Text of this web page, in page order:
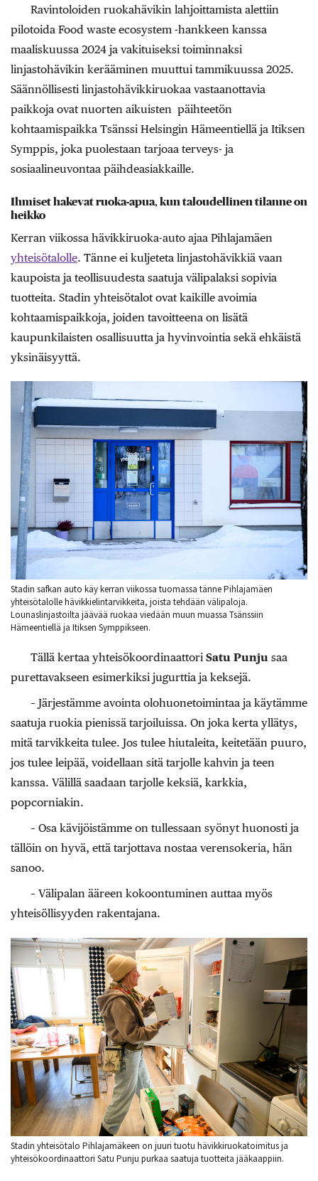
Ravintoloiden ruokahävikin lahjoittamista alettiin
pilotoida Food waste ecosystem -hankkeen kanssa
maaliskuussa 2024 ja vakituiseksi toiminnaksi
linjastohävikin kerääminen muuttui tammikuussa 2025.
Säännöllisesti linjastohävikkiruokaa vastaanottavia
paikkoja ovat nuorten aikuisten päihteetön
kohtaamispaikka Tsänssi Helsingin Hämeentiellä ja Itiksen
Symppis, joka puolestaan tarjoaa terveys- ja
sosiaalineuvontaa päihdeasiakkaille.
Ihmiset hakevat ruoka-apua, kun taloudellinen tilanne on
heikko
Kerran viikossa hävikkiruoka-auto ajaa Pihlajamäen
yhteisötalolle. Tänne ei kuljeteta linjastohävikkiä vaan
kaupoista ja teollisuudesta saatuja välipalaksi sopivia
tuotteita. Stadin yhteisötalot ovat kaikille avoimia
kohtaamispaikkoja, joiden tavoitteena on lisätä
kaupunkilaisten osallisuutta ja hyvinvointia sekä ehkäistä
yksinäisyyttä.
Stadin safkan auto käy kerran viikossa tuomassa tänne Pihlajamäen
yhteisötalolle hävikkielintarvikkeita, joista tehdään välipaloja.
Lounaslinjastoilta jäävää ruokaa viedään muun muassa Tsänssiin
Hämeentiellä ja Itiksen Symppikseen.
Tällä kertaa yhteisökoordinaattori Satu Punju saa
purettavakseen esimerkiksi jugurttia ja keksejä.
– Järjestämme avointa olohuonetoimintaa ja käytämme
saatuja ruokia pienissä tarjoiluissa. On joka kerta yllätys,
mitä tarvikkeita tulee. Jos tulee hiutaleita, keitetään puuro,
jos tulee leipää, voidellaan sitä tarjolle kahvin ja teen
kanssa. Välillä saadaan tarjolle keksiä, karkkia,
popcorniakin.
– Osa kävijöistämme on tullessaan syönyt huonosti ja
tällöin on hyvä, että tarjottava nostaa verensokeria, hän
sanoo.
– Välipalan ääreen kokoontuminen auttaa myös
yhteisöllisyyden rakentajana.
Stadin yhteisötalo Pihlajamäkeen on juuri tuotu hävikkiruokatoimitus ja
yhteisökoordinaattori Satu Punju purkaa saatuja tuotteita jääkaappiin.